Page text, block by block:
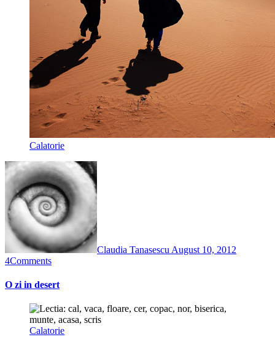
Calatorie
Claudia Tanasescu August 10, 2012
4Comments
O zi in desert
Calatorie